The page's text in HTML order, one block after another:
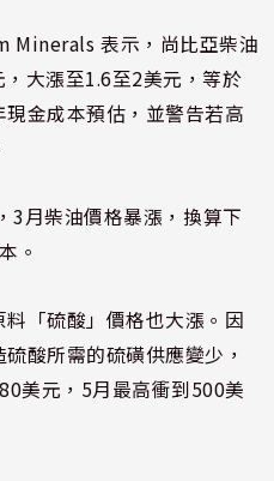
Minerals 表示，尚比亞柴油
大漲至1.6至2美元，等於
金成本預估，並警告若高
3月柴油價格暴漲，換算下
。
「硫酸」價格也大漲。因
酸所需的硫磺供應變少，
美元，5月最高衝到500美